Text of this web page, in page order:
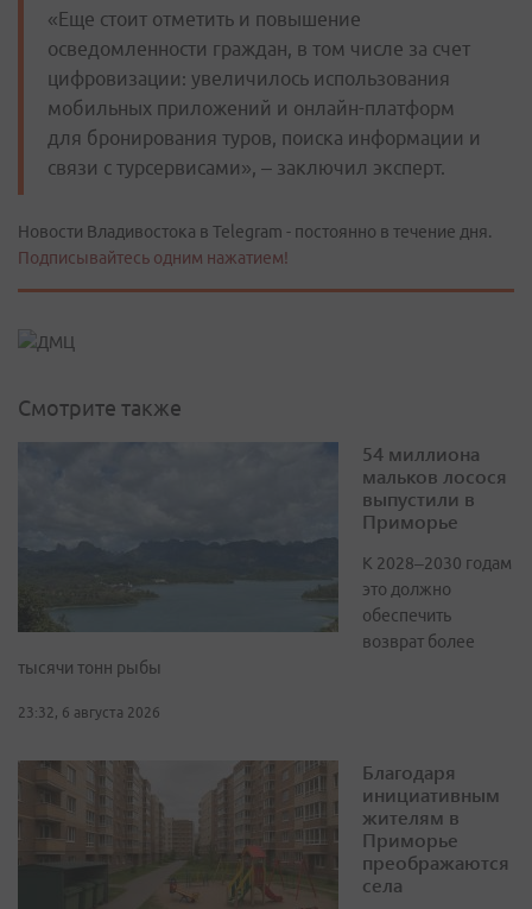
«Еще стоит отметить и повышение
осведомленности граждан, в том числе за счет
цифровизации: увеличилось использования
мобильных приложений и онлайн-платформ
для бронирования туров, поиска информации и
связи с турсервисами», – заключил эксперт.
Новости Владивостока в Telegram - постоянно в течение дня.
Подписывайтесь одним нажатием!
Смотрите также
54 миллиона
мальков лосося
выпустили в
Приморье
К 2028–2030 годам
это должно
обеспечить
возврат более
тысячи тонн рыбы
23:32, 6 августа 2026
Благодаря
инициативным
жителям в
Приморье
преображаются
села